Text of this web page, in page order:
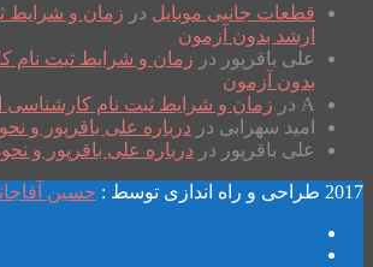
قطعات جانبی موبایل در زمان و شرایط
ارشد بدون آزمون
علی باقرپور در زمان و شرایط ثبت نام
بدون آزمون
A در زمان و شرایط ثبت نام کارشناسی
امید سهرابی در درباره علی باقرپور و
علی باقرپور در درباره علی باقرپور و
2017 طراحی و راه اندازی توسط : حسین